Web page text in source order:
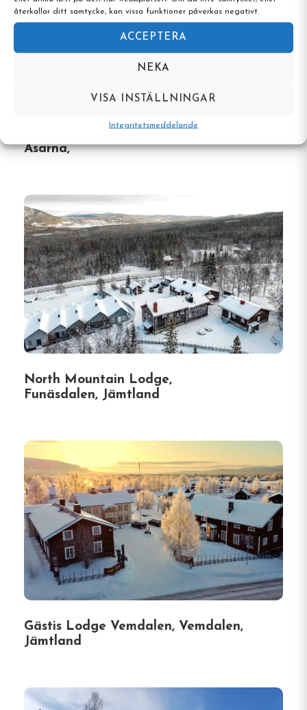
återkallar ditt samtycke, kan vissa funktioner påverkas negativt.
ACCEPTERA
NEKA
VISA INSTÄLLNINGAR
Integritetsmeddelande
Åsarna,
North Mountain Lodge,
Funäsdalen, Jämtland
Gästis Lodge Vemdalen, Vemdalen,
Jämtland